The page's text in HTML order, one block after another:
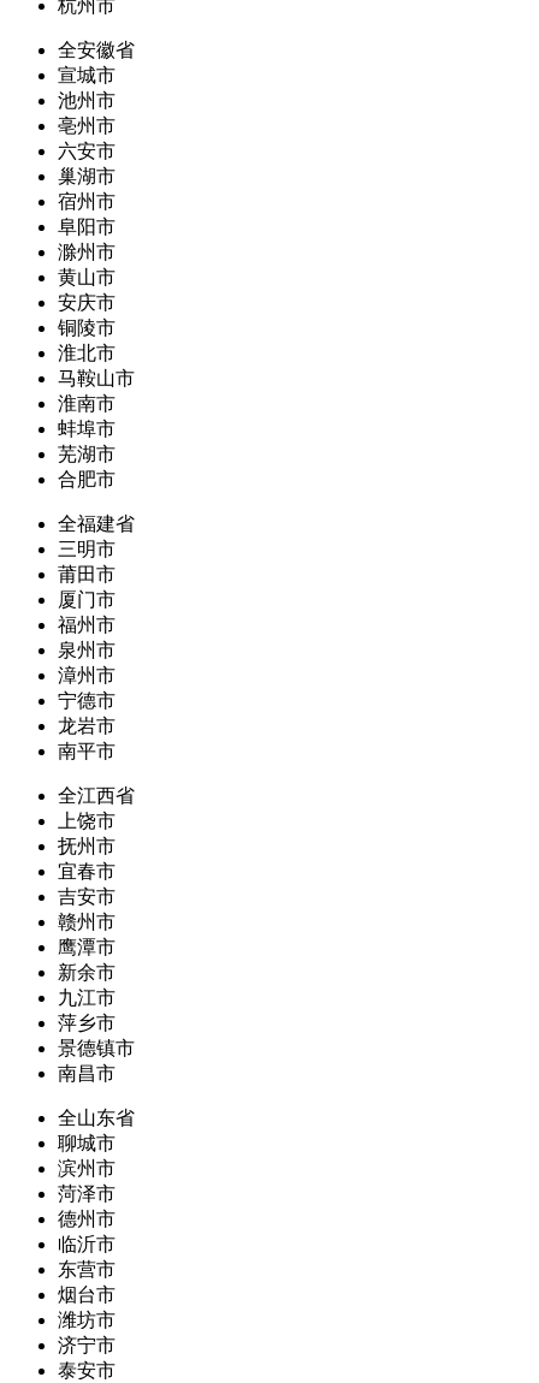
杭州市
全安徽省
宣城市
池州市
亳州市
六安市
巢湖市
宿州市
阜阳市
滁州市
黄山市
安庆市
铜陵市
淮北市
马鞍山市
淮南市
蚌埠市
芜湖市
合肥市
全福建省
三明市
莆田市
厦门市
福州市
泉州市
漳州市
宁德市
龙岩市
南平市
全江西省
上饶市
抚州市
宜春市
吉安市
赣州市
鹰潭市
新余市
九江市
萍乡市
景德镇市
南昌市
全山东省
聊城市
滨州市
菏泽市
德州市
临沂市
东营市
烟台市
潍坊市
济宁市
泰安市